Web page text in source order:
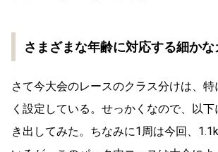
さまざまな年齢に対応する細か
さて今大会のレースのクラス分けは、
く設定している。せっかくなので、以
き出してみた。ちなみに1周は今回、